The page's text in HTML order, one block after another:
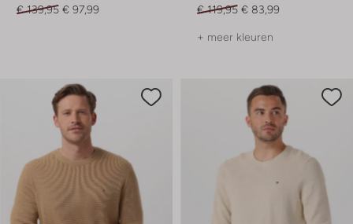
€ 139,95 € 97,99
€ 119,95 € 83,99
+ meer kleuren